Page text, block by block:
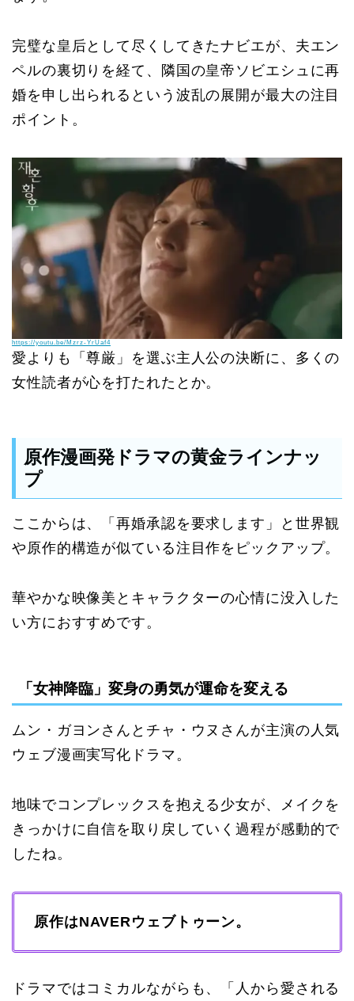
完璧な皇后として尽くしてきたナビエが、夫エン
ペルの裏切りを経て、隣国の皇帝ソビエシュに再
婚を申し出られるという波乱の展開が最大の注目
ポイント。
https://youtu.be/Mzrz-YrUaf4
愛よりも「尊厳」を選ぶ主人公の決断に、多くの
女性読者が心を打たれたとか。
原作漫画発ドラマの黄金ラインナッ
プ
ここからは、「再婚承認を要求します」と世界観
や原作的構造が似ている注目作をピックアップ。
華やかな映像美とキャラクターの心情に没入した
い方におすすめです。
「女神降臨」変身の勇気が運命を変える
ムン・ガヨンさんとチャ・ウヌさんが主演の人気
ウェブ漫画実写化ドラマ。
地味でコンプレックスを抱える少女が、メイクを
きっかけに自信を取り戻していく過程が感動的で
したね。
原作はNAVERウェブトゥーン。
ドラマではコミカルながらも、「人から愛される